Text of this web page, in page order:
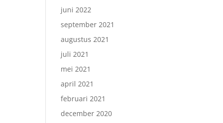
juni 2022
september 2021
augustus 2021
juli 2021
mei 2021
april 2021
februari 2021
december 2020